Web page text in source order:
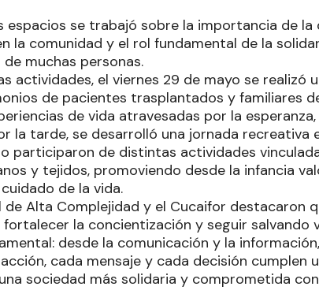
espacios se trabajó sobre la importancia de la
la comunidad y el rol fundamental de la
muchas personas.
actividades, el viernes 29 de mayo se realizó
de pacientes trasplantados y familiares
de vida atravesadas por la
la tarde, se desarrolló una jornada recreativa
participaron de distintas actividades
y tejidos, promoviendo desde la infancia
de la vida.
de Alta Complejidad y el Cucaifor destacaron
la concientización y seguir salvando
desde la comunicación y la
cada mensaje y cada decisión cumplen
sociedad más solidaria y comprometida